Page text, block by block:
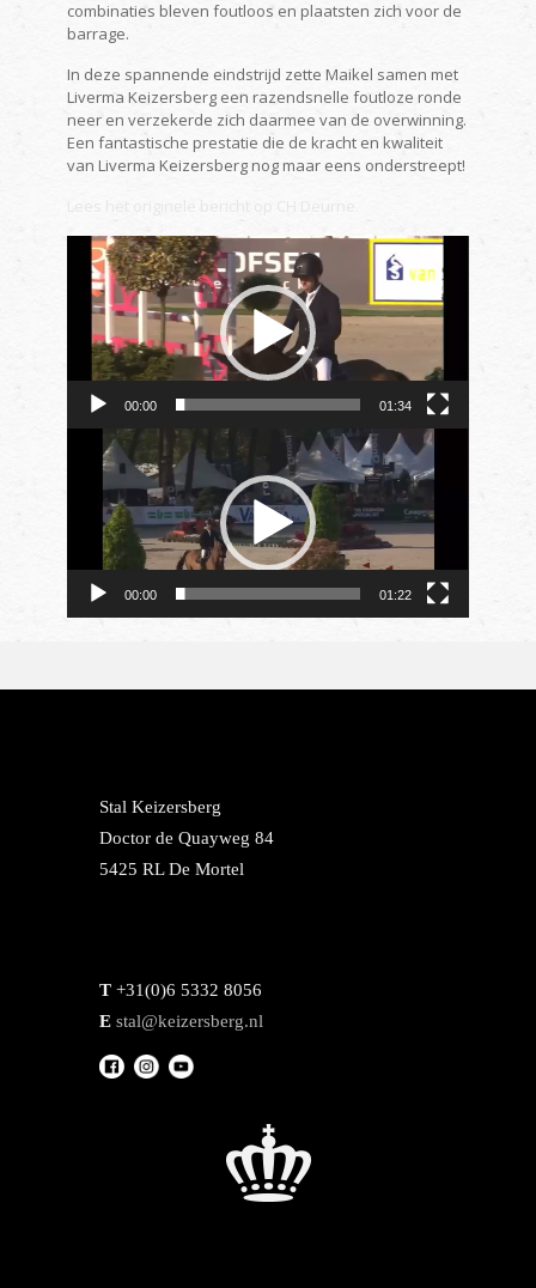
combinaties bleven foutloos en plaatsten zich voor de
barrage.
In deze spannende eindstrijd zette Maikel samen met
Liverma Keizersberg een razendsnelle foutloze ronde
neer en verzekerde zich daarmee van de overwinning.
Een fantastische prestatie die de kracht en kwaliteit
van Liverma Keizersberg nog maar eens onderstreept!
Lees het originele bericht op CH Deurne.
Videospeler
00:00 01:34
Videospeler
00:00 01:22
Stal Keizersberg
Doctor de Quayweg 84
5425 RL De Mortel
T +31(0)6 5332 8056
E stal@keizersberg.nl